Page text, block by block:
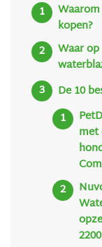
kopen?
Waar
De 10
met